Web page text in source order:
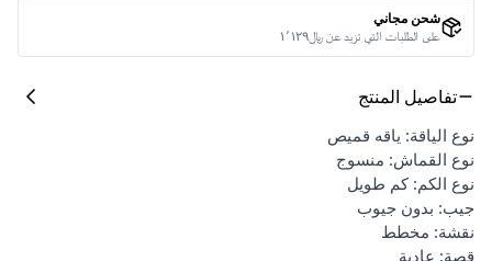
شحن مجاني
على الطلبات التي تزيد عن ﷼١٬١٢٩
تفاصيل المنتج
نوع الياقة: ياقه قميص
نوع القماش: منسوج
نوع الكم: كم طويل
جيب: بدون جيوب
نقشة: مخطط
قصة: عادية